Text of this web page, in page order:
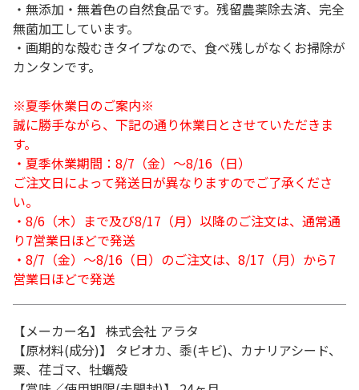
・無添加・無着色の自然食品です。残留農薬除去済、完全
無菌加工しています。
・画期的な殻むきタイプなので、食べ残しがなくお掃除が
カンタンです。
※夏季休業日のご案内※
誠に勝手ながら、下記の通り休業日とさせていただきま
す。
・夏季休業期間：8/7（金）～8/16（日）
ご注文日によって発送日が異なりますのでご了承くださ
い。
・8/6（木）まで及び8/17（月）以降のご注文は、通常通
り7営業日ほどで発送
・8/7（金）～8/16（日）のご注文は、8/17（月）から7
営業日ほどで発送
【メーカー名】 株式会社 アラタ
【原材料(成分)】 タピオカ、黍(キビ)、カナリアシード、
粟、荏ゴマ、牡蠣殻